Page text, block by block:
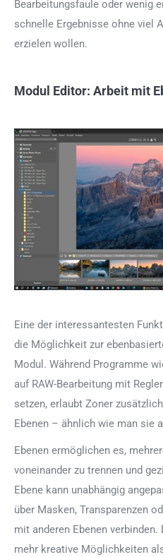
Bearbeitungsfaule oder wenig
schnelle Ergebnisse ohne viel
erzielen wollen.
Modul Editor: Arbeit mit
Eine der interessantesten
die Möglichkeit zur
Modul. Während Programme
auf RAW-Bearbeitung mit
setzen, erlaubt Zoner
Ebenen – ähnlich wie man sie
Ebenen ermöglichen es,
voneinander zu trennen und
Ebene kann unabhängig
über Masken, Transparenzen
mit anderen Ebenen
mehr kreative Möglichkeiten